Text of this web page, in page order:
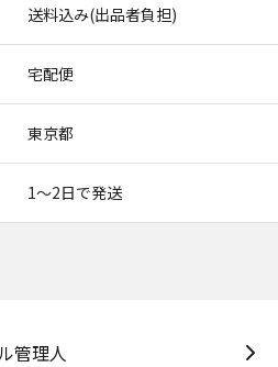
送料込み(出品者負担)
宅配便
東京都
1〜2日で発送
管理人